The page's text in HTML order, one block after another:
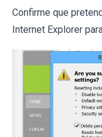
Confirme que
Internet Explorer